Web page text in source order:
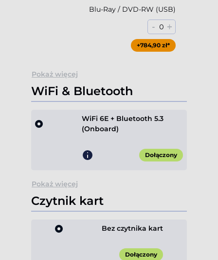
Blu-Ray / DVD-RW (USB)
- 0 +
+784,90 zł*
Pokaż więcej
WiFi & Bluetooth
WiFi 6E + Bluetooth 5.3
(Onboard)
Dołączony
Pokaż więcej
Czytnik kart
Bez czytnika kart
Dołączony